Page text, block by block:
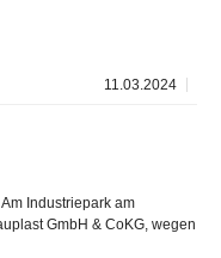
11.03.2024
Industriepark am
GmbH & CoKG, wegen